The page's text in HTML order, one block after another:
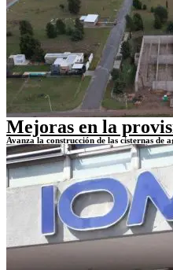
Mejoras en la
Avanza la construcción de las cisternas de